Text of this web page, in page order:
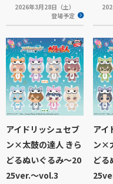
2026年3月28日（土）
登場予定
アイドリッシュセブ
ン×太鼓の達人 きら
どるぬいぐるみ～20
25ver.～vol.3
アイ
ン×
どる